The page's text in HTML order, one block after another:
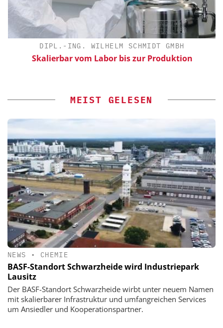
DIPL.-ING. WILHELM SCHMIDT GMBH
Skalierbar vom Labor bis zur Produktion
MEIST GELESEN
NEWS • CHEMIE
BASF-Standort Schwarzheide wird Industriepark
Lausitz
Der BASF-Standort Schwarzheide wirbt unter neuem Namen
mit skalierbarer Infrastruktur und umfangreichen Services
um Ansiedler und Kooperationspartner.